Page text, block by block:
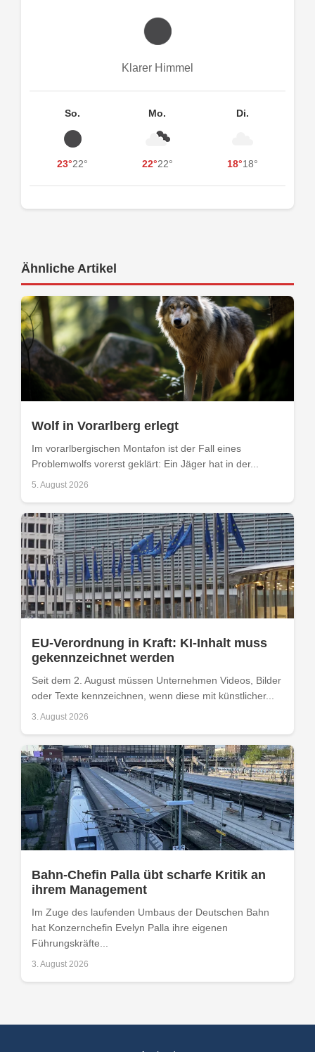
Klarer Himmel
So.
23°22°
Mo.
22°22°
Di.
18°18°
Ähnliche Artikel
Wolf in Vorarlberg erlegt
Im vorarlbergischen Montafon ist der Fall eines
Problemwolfs vorerst geklärt: Ein Jäger hat in der...
5. August 2026
EU-Verordnung in Kraft: KI-Inhalt muss
gekennzeichnet werden
Seit dem 2. August müssen Unternehmen Videos, Bilder
oder Texte kennzeichnen, wenn diese mit künstlicher...
3. August 2026
Bahn-Chefin Palla übt scharfe Kritik an
ihrem Management
Im Zuge des laufenden Umbaus der Deutschen Bahn
hat Konzernchefin Evelyn Palla ihre eigenen
Führungskräfte...
3. August 2026